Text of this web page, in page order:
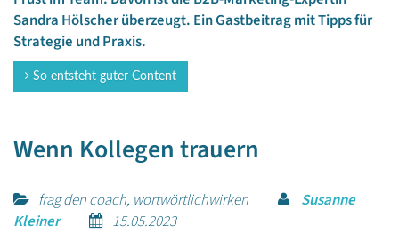
Sandra Hölscher überzeugt. Ein Gastbeitrag mit Tipps für
Strategie und Praxis.
So entsteht guter Content
Wenn Kollegen trauern
frag den coach, wortwörtlichwirken
Susanne
Kleiner
15.05.2023